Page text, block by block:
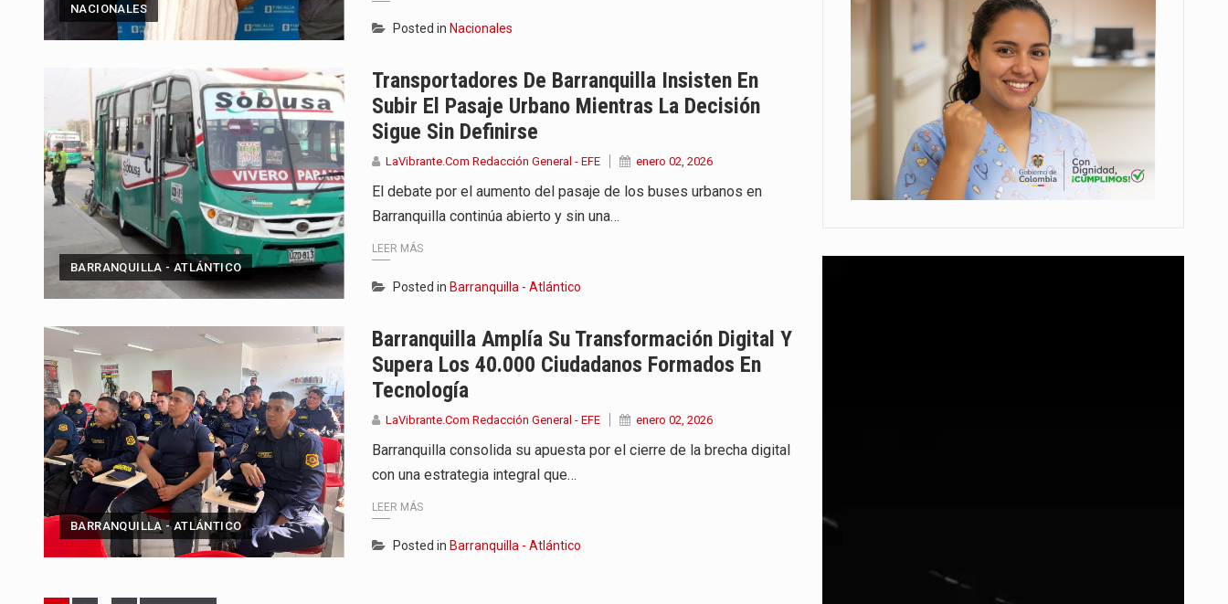
NACIONALES
Posted in Nacionales
BARRANQUILLA - ATLÁNTICO
Transportadores De Barranquilla Insisten En
Subir El Pasaje Urbano Mientras La Decisión
Sigue Sin Definirse
LaVibrante.Com Redacción General - EFE enero 02, 2026
El debate por el aumento del pasaje de los buses urbanos en
Barranquilla continúa abierto y sin una…
LEER MÁS
Posted in Barranquilla - Atlántico
BARRANQUILLA - ATLÁNTICO
Barranquilla Amplía Su Transformación Digital Y
Supera Los 40.000 Ciudadanos Formados En
Tecnología
LaVibrante.Com Redacción General - EFE enero 02, 2026
Barranquilla consolida su apuesta por el cierre de la brecha digital
con una estrategia integral que…
LEER MÁS
Posted in Barranquilla - Atlántico